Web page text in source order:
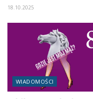
18.10.2025
WIADOMOŚCI